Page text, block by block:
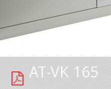
AT-VK 165